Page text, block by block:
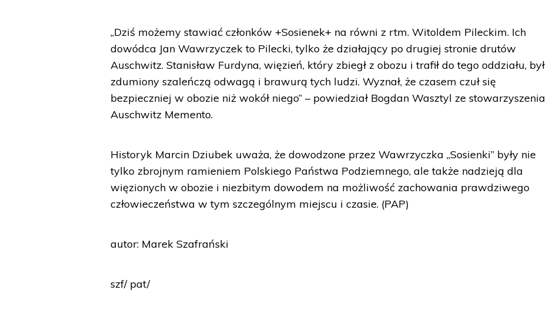
„Dziś możemy stawiać członków +Sosienek+ na równi z rtm. Witoldem Pileckim. Ich
dowódca Jan Wawrzyczek to Pilecki, tylko że działający po drugiej stronie drutów
Auschwitz. Stanisław Furdyna, więzień, który zbiegł z obozu i trafił do tego oddziału, był
zdumiony szaleńczą odwagą i brawurą tych ludzi. Wyznał, że czasem czuł się
bezpieczniej w obozie niż wokół niego” – powiedział Bogdan Wasztyl ze stowarzyszenia
Auschwitz Memento.
Historyk Marcin Dziubek uważa, że dowodzone przez Wawrzyczka „Sosienki” były nie
tylko zbrojnym ramieniem Polskiego Państwa Podziemnego, ale także nadzieją dla
więzionych w obozie i niezbitym dowodem na możliwość zachowania prawdziwego
człowieczeństwa w tym szczególnym miejscu i czasie. (PAP)
autor: Marek Szafrański
szf/ pat/